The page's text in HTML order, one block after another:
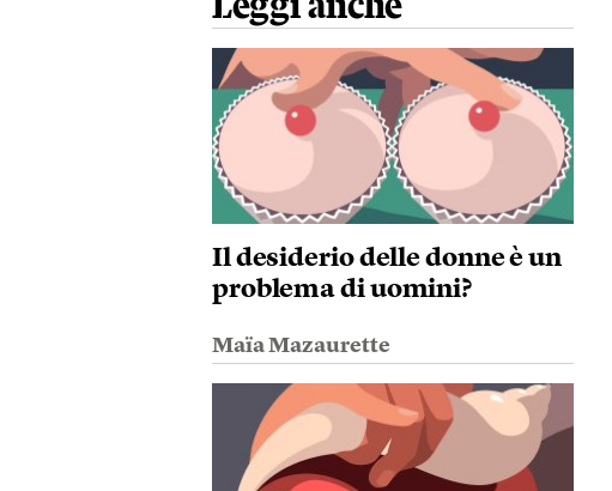
Leggi anche
Il desiderio delle donne è un
problema di uomini?
Maïa Mazaurette